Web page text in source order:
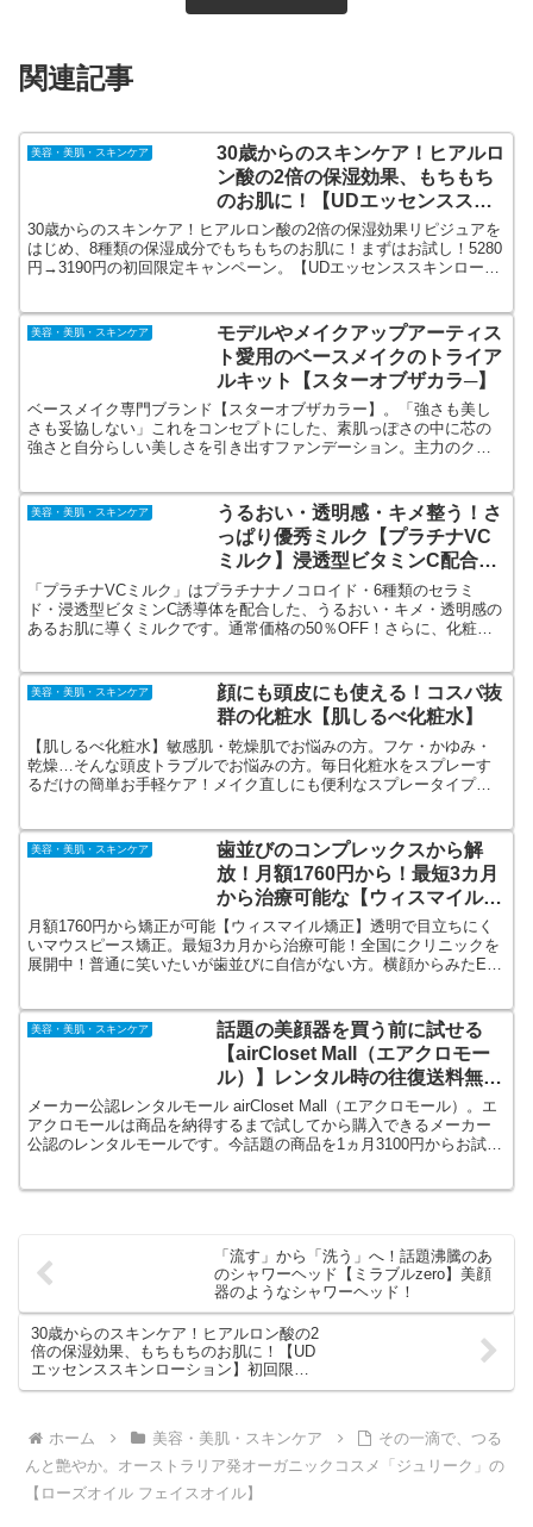
関連記事
美容・美肌・スキンケア
30歳からのスキンケア！ヒアルロ
ン酸の2倍の保湿効果、もちもち
のお肌に！【UDエッセンススキ
ンローション】初回限定キャンペ
ーン！
30歳からのスキンケア！ヒアルロン酸の2倍の保湿効果リピジュアを
はじめ、8種類の保湿成分でもちもちのお肌に！まずはお試し！5280
円→3190円の初回限定キャンペーン。【UDエッセンススキンローシ
美容・美肌・スキンケア
モデルやメイクアップアーティス
ト愛用のベースメイクのトライア
ルキット【スターオブザカラ─】
ベースメイク専門ブランド【スターオブザカラー】。「強さも美し
さも妥協しない」これをコンセプトにした、素肌っぽさの中に芯の
強さと自分らしい美しさを引き出すファンデーション。主力のクリ
美容・美肌・スキンケア
うるおい・透明感・キメ整う！さ
っぱり優秀ミルク【プラチナVC
ミルク】浸透型ビタミンC配合ス
キンケア
「プラチナVCミルク」はプラチナナノコロイド・6種類のセラミ
ド・浸透型ビタミンC誘導体を配合した、うるおい・キメ・透明感の
あるお肌に導くミルクです。通常価格の50％OFF！さらに、化粧水
美容・美肌・スキンケア
顔にも頭皮にも使える！コスパ抜
群の化粧水【肌しるべ化粧水】
【肌しるべ化粧水】敏感肌・乾燥肌でお悩みの方。フケ・かゆみ・
乾燥…そんな頭皮トラブルでお悩みの方。毎日化粧水をスプレーす
るだけの簡単お手軽ケア！メイク直しにも便利なスプレータイプで
美容・美肌・スキンケア
歯並びのコンプレックスから解
放！月額1760円から！最短3カ月
から治療可能な【ウィスマイル矯
正】透明で目立ちにくいマウスピ
ース矯正！
月額1760円から矯正が可能【ウィスマイル矯正】透明で目立ちにく
いマウスピース矯正。最短3カ月から治療可能！全国にクリニックを
展開中！普通に笑いたいが歯並びに自信がない方。横顔からみたEラ
美容・美肌・スキンケア
話題の美顔器を買う前に試せる
【airCloset Mall（エアクロモー
ル）】レンタル時の往復送料無
料！
メーカー公認レンタルモール airCloset Mall（エアクロモール）。エ
アクロモールは商品を納得するまで試してから購入できるメーカー
公認のレンタルモールです。今話題の商品を1ヵ月3100円からお試し
「流す」から「洗う」へ！話題沸騰のあ
のシャワーヘッド【ミラブルzero】美顔
器のようなシャワーヘッド！
30歳からのスキンケア！ヒアルロン酸の2
倍の保湿効果、もちもちのお肌に！【UD
エッセンススキンローション】初回限定
キャンペーン！
ホーム 美容・美肌・スキンケア
その一滴で、つる
んと艶やか。オーストラリア発オーガニックコスメ「ジュリーク」の
【ローズオイル フェイスオイル】